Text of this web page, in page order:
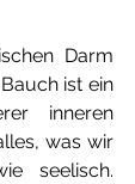
Darm
ist ein
inneren
was wir
seelisch.